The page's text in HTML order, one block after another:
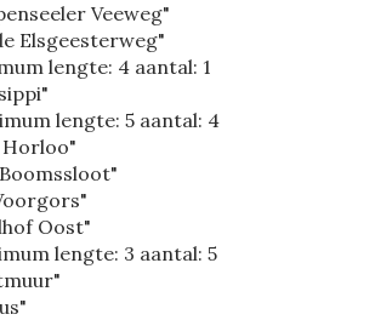
Veeweg"
Elsgeesterweg"
lengte: 4 aantal: 1
lengte: 5 aantal: 4
Oost"
lengte: 3 aantal: 5